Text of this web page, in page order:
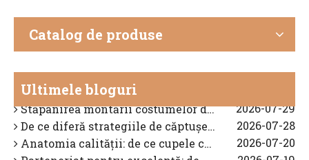
Catalog de produse
Ultimele bloguri
Cum să alegi un costum de baie pentru copii cu mânecă lungă și acoperire completă pentru vară (UPF 50+, țesături sigure și culori de înaltă vizibilitate) - Un ghid pentru fabrici OEM
2026-03-02
De ce se ridică în față pentru costumul de baie: diagnosticare expertă a potrivirii și soluții OEM
Stăpânirea montării costumelor de baie: rezolvarea alunecării curelei și săpăturii umerilor
De ce diferă strategiile de căptușeală pentru costumele de baie întunecate față de cele ușoare
2026-07-28
Anatomia calității: de ce cupele cu două straturi sunt esențiale în ingineria costumelor de baie premium
2026-07-20
Parteneriat pentru excelență: de ce producția cu experiență este cheia succesului mărcii dvs. de costume de baie
2026-07-19